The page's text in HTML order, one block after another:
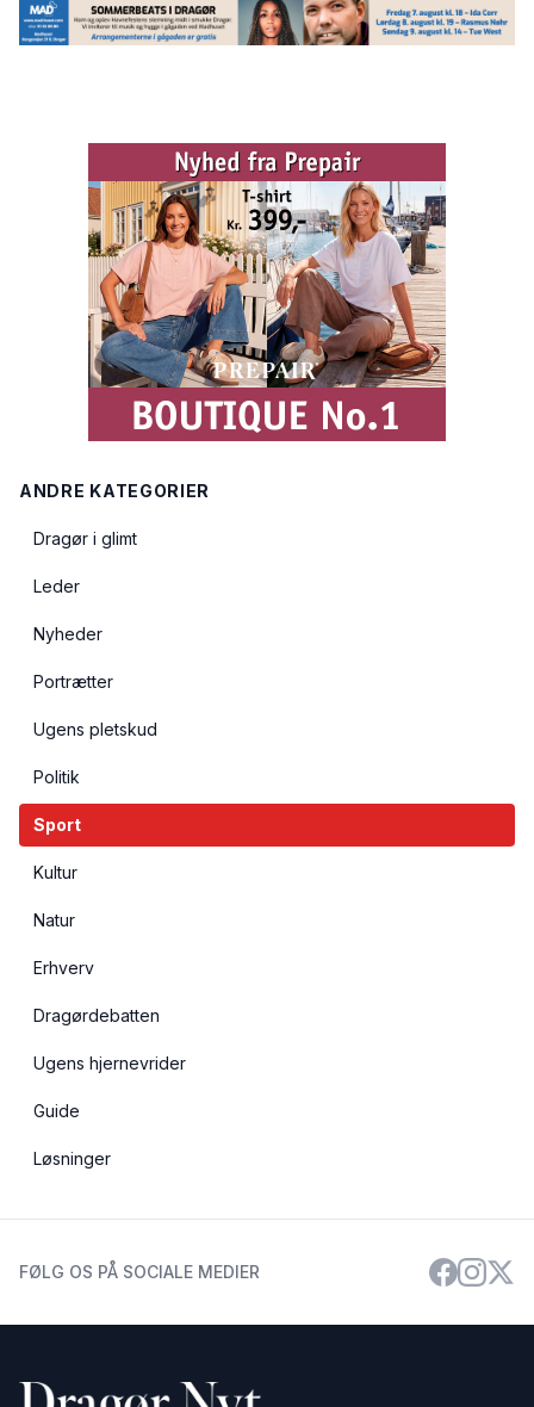
ANDRE KATEGORIER
Dragør i glimt
Leder
Nyheder
Portrætter
Ugens pletskud
Politik
Sport
Kultur
Natur
Erhverv
Dragørdebatten
Ugens hjernevrider
Guide
Løsninger
FØLG OS PÅ SOCIALE MEDIER